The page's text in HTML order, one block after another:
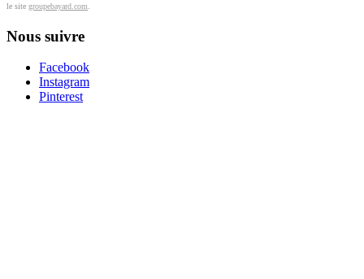
le site groupebayard.com
Nous suivre
Facebook
Instagram
Pinterest